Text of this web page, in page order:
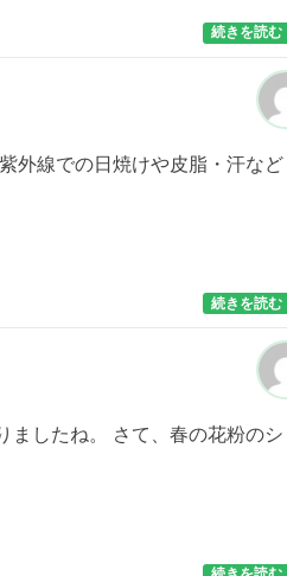
続きを読む
外線での日焼けや皮脂・汗など
続きを読む
ましたね。 さて、春の花粉のシ